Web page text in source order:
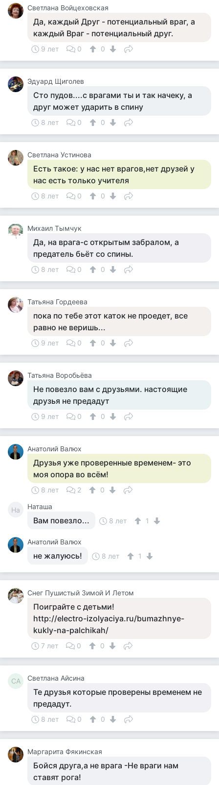
Светлана Войцеховская
Да, каждый Друг - потенциальный враг, а
каждый Враг - потенциальный друг.
9 лет 0 0
Эдуард Щиголев
Сто пудов....с врагами ты и так начеку, а
друг может ударить в спину
8 лет 0 0
Светлана Устинова
Есть такое: у нас нет врагов,нет друзей у
нас есть только учителя
8 лет 0 0
Михаил Тымчук
Да, на врага-с открытым забралом, а
предатель бьёт со спины.
8 лет 0 0
Татьяна Гордеева
пока по тебе этот каток не проедет, все
равно не веришь...
9 лет 0 0
Татьяна Воробьёва
Не повезло вам с друзьями. настоящие
друзья не предадут
9 лет 0 0
Анатолий Валюх
Друзья уже проверенные временем- это
моя опора во всём!
8 лет 2 0
На Наташа
Вам повезло... 8 лет 1
Анатолий Валюх
не жалуюсь! 8 лет 1
Снег Пушистый Зимой И Летом
Поиграйте с детьми!
http://electro-izolyaciya.ru/bumazhnye-
kukly-na-palchikah/
7 лет 0 0
СА Светлана Айсина
Те друзья которые проверены временем не
предадут.
8 лет 0 0
Маргарита Фякинская
Бойся друга,а не врага -Не враги нам
ставят рога!